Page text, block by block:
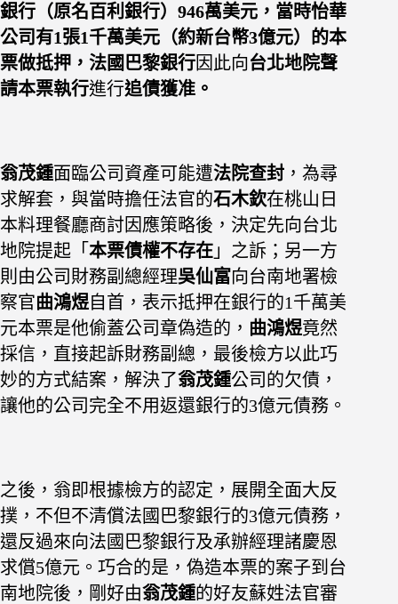
銀行（原名百利銀行）946萬美元，當時怡華
公司有1張1千萬美元（約新台幣3億元）的本
票做抵押，法國巴黎銀行因此向台北地院聲
請本票執行進行追債獲准。
翁茂鍾面臨公司資產可能遭法院查封 ，為尋
求解套，與當時擔任法官的石木欽在桃山日
本料理餐廳商討因應策略後，決定先向台北
地院提起「 本票債權不存在 」之訴；另一方
則由公司財務副總經理吳仙富向台南地署檢
察官曲鴻煜自首，表示抵押在銀行的1千萬美
元本票是他偷蓋公司章偽造的， 曲鴻煜竟然
採信，直接起訴財務副總，最後檢方以此巧
妙的方式結案，解決了翁茂鍾公司的欠債，
讓他的公司完全不用返還銀行的3億元債務。
之後，翁即根據檢方的認定，展開全面大反
撲，不但不清償法國巴黎銀行的3億元債務，
還反過來向法國巴黎銀行及承辦經理諸慶恩
求償5億元。巧合的是，偽造本票的案子到台
南地院後，剛好由翁茂鍾的好友蘇姓法官審